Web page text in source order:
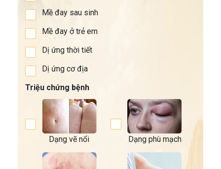
Mề đay sau sinh
Mề đay ở trẻ em
Dị ứng thời tiết
Dị ứng cơ địa
Triệu chứng bệnh
Dạng vẽ nổi Dạng phù mạch